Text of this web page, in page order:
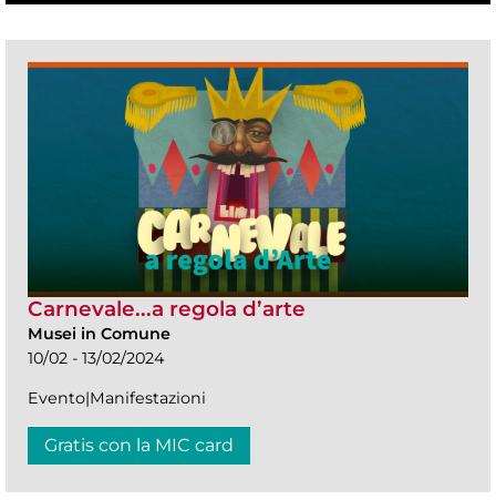
Carnevale...a regola d’arte
Musei in Comune
10/02 - 13/02/2024
Evento|Manifestazioni
Gratis con la MIC card